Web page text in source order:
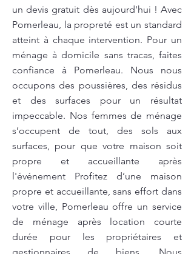
un devis gratuit dès aujourd'hui ! Avec
Pomerleau, la propreté est un standard
atteint à chaque intervention. Pour un
ménage à domicile sans tracas, faites
confiance à Pomerleau. Nous nous
occupons des poussières, des résidus
et des surfaces pour un résultat
impeccable. Nos femmes de ménage
s’occupent de tout, des sols aux
surfaces, pour que votre maison soit
propre et accueillante après
l'événement Profitez d’une maison
propre et accueillante, sans effort dans
votre ville, Pomerleau offre un service
de ménage après location courte
durée pour les propriétaires et